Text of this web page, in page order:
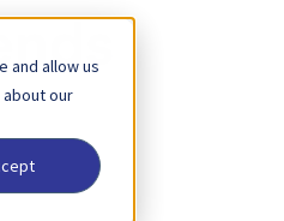
and allow us
our